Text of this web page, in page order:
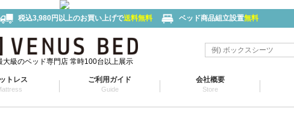
税込3,980円以上のお買い上げで送料無料 ベッド商品組立設置無料
大級のベッド専門店 常時100台以上展示
トレス ご利用ガイド
Guide
会社概要
Store